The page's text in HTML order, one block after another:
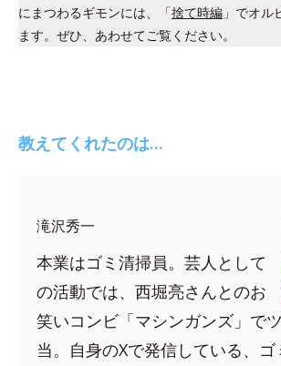
にまつわるギモンには、「捨て時編 」でオル
ます。ぜひ、あわせてご覧ください。
教えてくれたのは…
滝沢秀一
本業はゴミ清掃員。芸人として
の活動では、西堀亮さんとのお
笑いコンビ「マシンガンズ」で
当。自身のXで発信している、